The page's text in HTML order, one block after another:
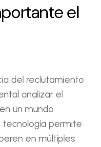
el
del reclutamiento
analizar el
un mundo
permite
en múltiples